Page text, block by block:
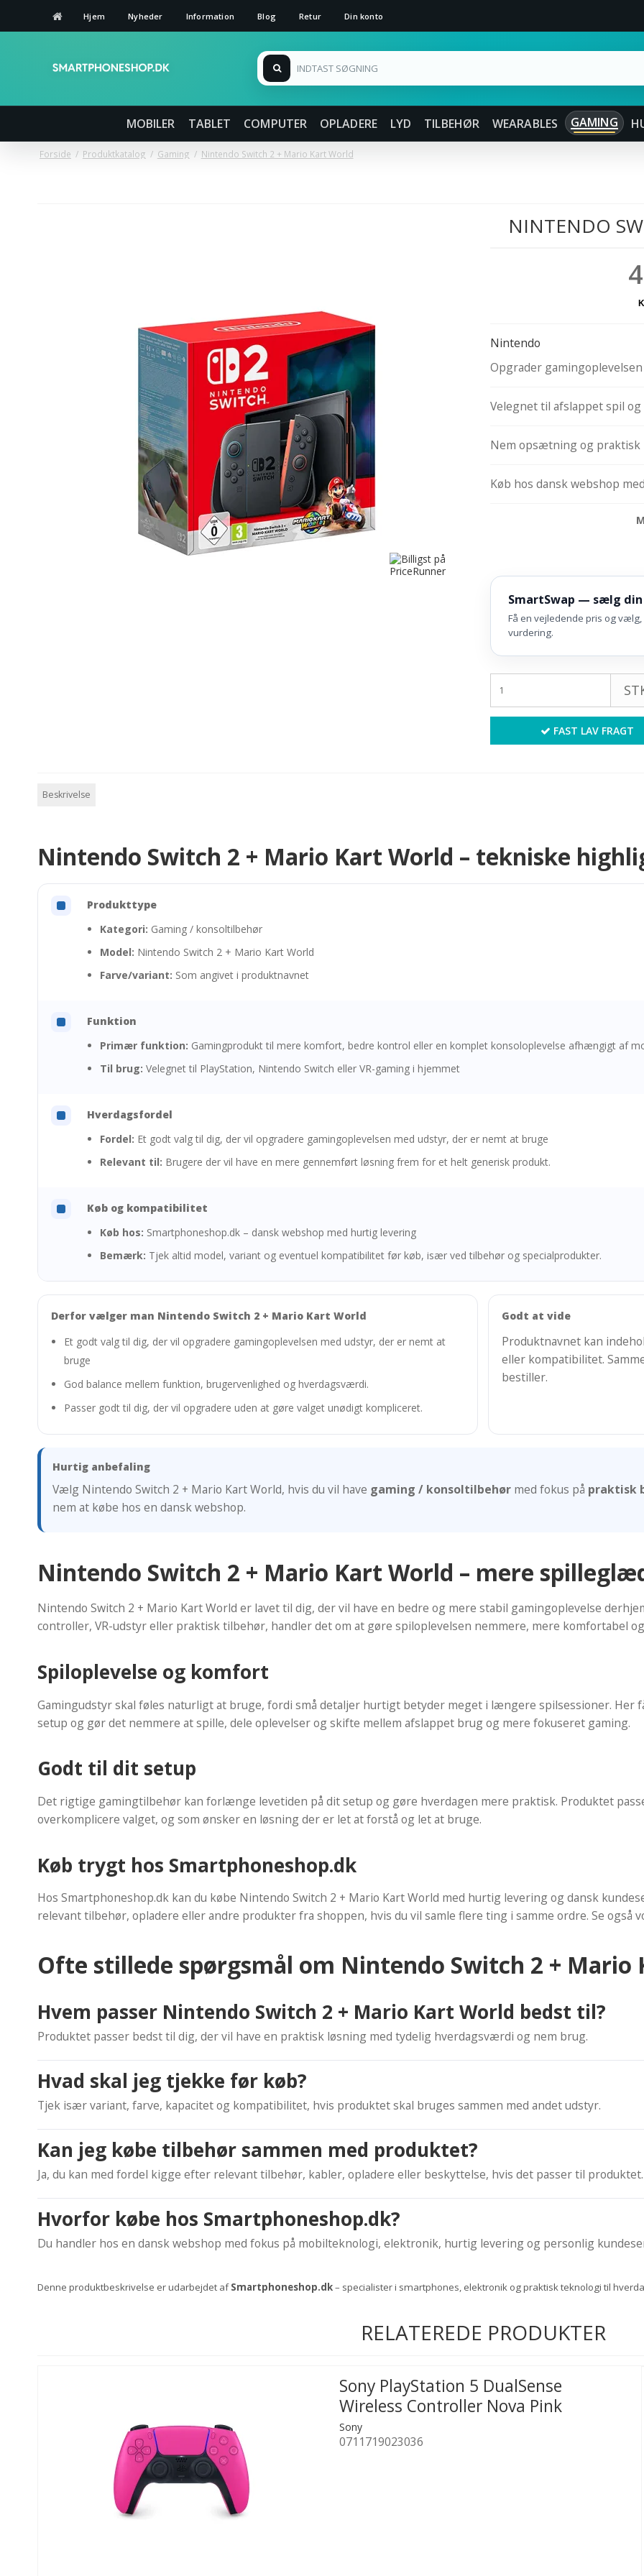
Hjem Nyheder Information Blog Retur Din konto
MOBILER TABLET COMPUTER OPLADERE LYD TILBEHØR WEARABLES GAMING
Forside / Produktkatalog / Gaming / Nintendo Switch 2 + Mario Kart World
NINTENDO
Nintendo
Opgrader
Velegnet til afslappet spil
Nem opsætning og praktisk
Køb hos dansk webshop
SmartSwap — sælg
Få en vejledende pris og
vurdering.
FAST LAV FRAGT
Beskrivelse
Nintendo Switch 2 + Mario Kart World – tekniske
Produkttype
Kategori: Gaming / konsoltilbehør
Model: Nintendo Switch 2 + Mario Kart World
Farve/variant: Som angivet i produktnavnet
Funktion
Primær funktion: Gamingprodukt til mere komfort, bedre kontrol eller en komplet konsoloplevelse afhængigt af
Til brug: Velegnet til PlayStation, Nintendo Switch eller VR-gaming i hjemmet
Hverdagsfordel
Fordel: Et godt valg til dig, der vil opgradere gamingoplevelsen med udstyr, der er nemt at bruge
Relevant til: Brugere der vil have en mere gennemført løsning frem for et helt generisk produkt.
Køb og kompatibilitet
Køb hos: Smartphoneshop.dk – dansk webshop med hurtig levering
Bemærk: Tjek altid model, variant og eventuel kompatibilitet før køb, især ved tilbehør og specialprodukter.
Derfor vælger man Nintendo Switch 2 + Mario Kart World
Et godt valg til dig, der vil opgradere gamingoplevelsen med udstyr, der er nemt at
bruge
God balance mellem funktion, brugervenlighed og hverdagsværdi.
Passer godt til dig, der vil opgradere uden at gøre valget unødigt kompliceret.
Godt at vide
Produktnavnet kan
eller kompatibilitet.
bestiller.
Hurtig anbefaling
Vælg Nintendo Switch 2 + Mario Kart World, hvis du vil have gaming / konsoltilbehør med fokus på praktisk
nem at købe hos en dansk webshop.
Nintendo Switch 2 + Mario Kart World – mere
Nintendo Switch 2 + Mario Kart World er lavet til dig, der vil have en bedre og mere stabil gamingoplevelse
controller, VR-udstyr eller praktisk tilbehør, handler det om at gøre spiloplevelsen nemmere, mere komfortabel
Spiloplevelse og komfort
Gamingudstyr skal føles naturligt at bruge, fordi små detaljer hurtigt betyder meget i længere spilsessioner. Her
setup og gør det nemmere at spille, dele oplevelser og skifte mellem afslappet brug og mere fokuseret gaming.
Godt til dit setup
Det rigtige gamingtilbehør kan forlænge levetiden på dit setup og gøre hverdagen mere praktisk. Produktet
overkomplicere valget, og som ønsker en løsning der er let at forstå og let at bruge.
Køb trygt hos Smartphoneshop.dk
Hos Smartphoneshop.dk kan du købe Nintendo Switch 2 + Mario Kart World med hurtig levering og dansk
relevant tilbehør, opladere eller andre produkter fra shoppen, hvis du vil samle flere ting i samme ordre. Se også
Ofte stillede spørgsmål om Nintendo Switch 2 + Mario
Hvem passer Nintendo Switch 2 + Mario Kart World bedst til?
Produktet passer bedst til dig, der vil have en praktisk løsning med tydelig hverdagsværdi og nem brug.
Hvad skal jeg tjekke før køb?
Tjek især variant, farve, kapacitet og kompatibilitet, hvis produktet skal bruges sammen med andet udstyr.
Kan jeg købe tilbehør sammen med produktet?
Ja, du kan med fordel kigge efter relevant tilbehør, kabler, opladere eller beskyttelse, hvis det passer til produktet.
Hvorfor købe hos Smartphoneshop.dk?
Du handler hos en dansk webshop med fokus på mobilteknologi, elektronik, hurtig levering og personlig
Denne produktbeskrivelse er udarbejdet afSmartphoneshop.dk– specialister i smartphones, elektronik og praktisk teknologi til
RELATEREDE PRODUKTER
Sony PlayStation 5 DualSense
Wireless Controller Nova Pink
Sony
0711719023036